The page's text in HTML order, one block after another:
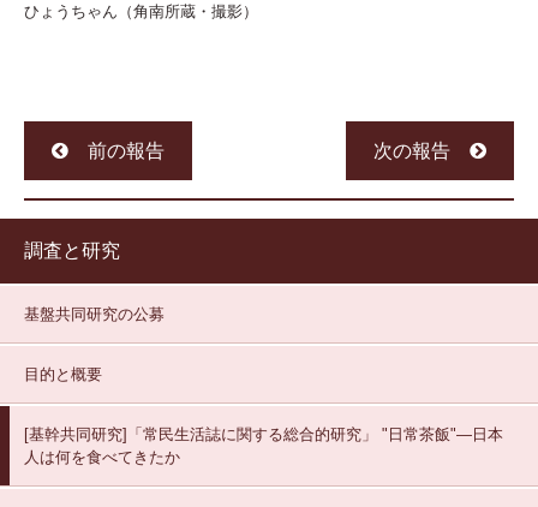
ひょうちゃん（角南所蔵・撮影）
前の報告 次の報告
調査と研究
基盤共同研究の公募
目的と概要
[基幹共同研究]「常民生活誌に関する総合的研究」
"日常茶飯"—日本
人は何を食べてきたか